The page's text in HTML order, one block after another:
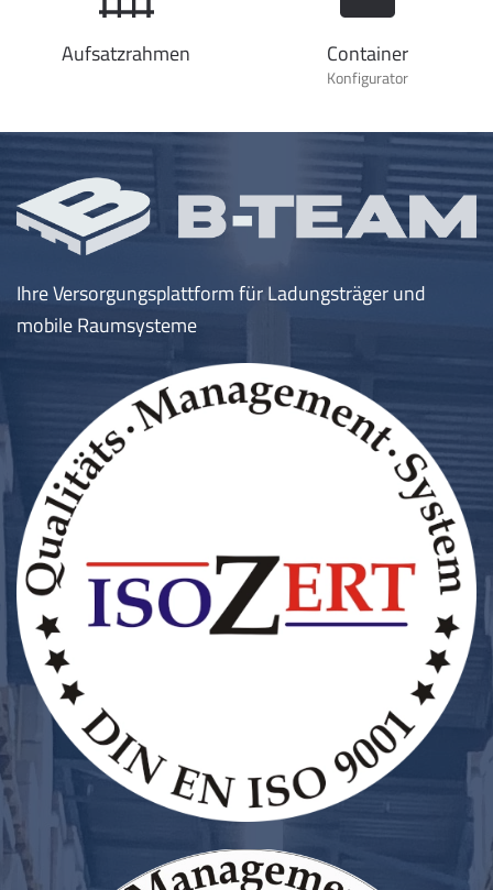
Aufsatzrahmen Container
Konfigurator
Ihre Versorgungsplattform für Ladungsträger und
mobile Raumsysteme